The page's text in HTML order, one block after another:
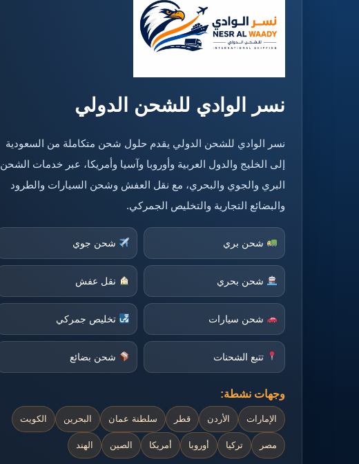
نسر الوادي للشحن الدولي
نسر الوادي للشحن الدولي يقدم حلول شحن متكاملة من السعودية
إلى الخليج والدول العربية وأوروبا وآسيا وأمريكا، عبر خدمات الشحن
البري والجوي والبحري، مع نقل العفش وشحن السيارات والطرود
والبضائع التجارية والتخليص الجمركي.
شحن بري شحن جوي
شحن بحري نقل عفش
شحن سيارات تخليص جمركي
تتبع الشحنات شحن بضائع
وجهات نشطة:
الإمارات الأردن قطر سلطنة عمان البحرين الكويت
مصر تركيا أوروبا أمريكا الصين الهند